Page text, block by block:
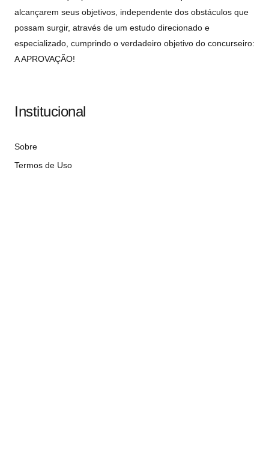
alcançarem seus objetivos, independente dos obstáculos que
possam surgir, através de um estudo direcionado e
especializado, cumprindo o verdadeiro objetivo do concurseiro:
A APROVAÇÃO!
Institucional
Sobre
Termos de Uso